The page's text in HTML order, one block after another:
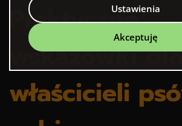
Praktyczne
wskazówki
właścicieli
Akceptuję
Ustawienia